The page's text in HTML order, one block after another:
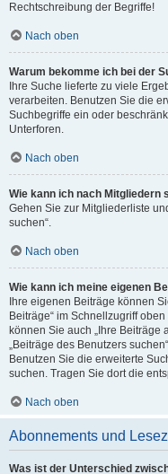
Rechtschreibung der Begriffe!
Nach oben
Warum bekomme ich bei der
Ihre Suche lieferte zu viele
verarbeiten. Benutzen Sie die
Suchbegriffe ein oder
Unterforen.
Nach oben
Wie kann ich nach Mitgliedern
Gehen Sie zur Mitgliederliste
suchen“.
Nach oben
Wie kann ich meine eigenen
Ihre eigenen Beiträge können
Beiträge“ im Schnellzugriff
können Sie auch „Ihre
„Beiträge des Benutzers
Benutzen Sie die erweiterte
suchen. Tragen Sie dort die
Nach oben
Abonnements und
Was ist der Unterschied